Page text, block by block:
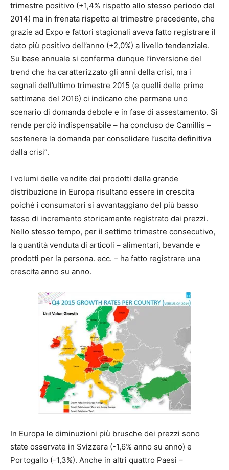
trimestre positivo (+1,4% rispetto allo stesso periodo del
2014) ma in frenata rispetto al trimestre precedente, che
grazie ad Expo e fattori stagionali aveva fatto registrare il
dato più positivo dell’anno (+2,0%) a livello tendenziale.
Su base annuale si conferma dunque l’inversione del
trend che ha caratterizzato gli anni della crisi, ma i
segnali dell’ultimo trimestre 2015 (e quelli delle prime
settimane del 2016) ci indicano che permane uno
scenario di domanda debole e in fase di assestamento. Si
rende perciò indispensabile – ha concluso de Camillis –
sostenere la domanda per consolidare l’uscita definitiva
dalla crisi”.
I volumi delle vendite dei prodotti della grande
distribuzione in Europa risultano essere in crescita
poiché i consumatori si avvantaggiano del più basso
tasso di incremento storicamente registrato dai prezzi.
Nello stesso tempo, per il settimo trimestre consecutivo,
la quantità venduta di articoli – alimentari, bevande e
prodotti per la persona. ecc. – ha fatto registrare una
crescita anno su anno.
In Europa le diminuzioni più brusche dei prezzi sono
state osservate in Svizzera (-1,6% anno su anno) e
Portogallo (-1,3%). Anche in altri quattro Paesi –